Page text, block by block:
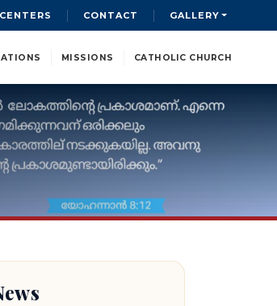
CONTACT GALLERY
MISSIONS CATHOLIC CHURCH